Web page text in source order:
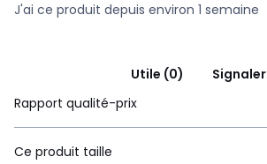
J'ai ce produit depuis environ 1 semaine
Utile (0)
Signaler
Rapport qualité-prix
Ce produit taille